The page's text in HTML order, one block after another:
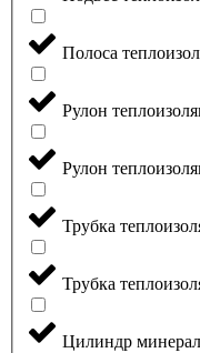
Полоса
Рулон
Рулон
Трубка
Трубка
Цилиндр